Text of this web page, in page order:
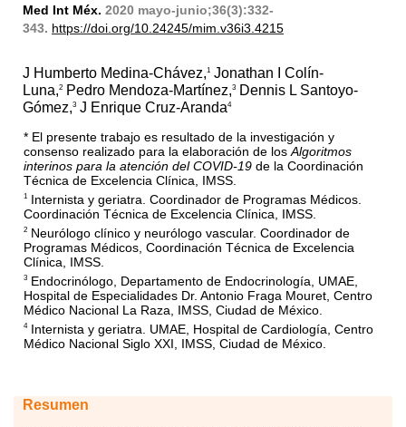
Med Int Méx. 2020 mayo-junio;36(3):332-
343. https://doi.org/10.24245/mim.v36i3.4215
J Humberto Medina-Chávez,1 Jonathan I Colín-
Luna,2 Pedro Mendoza-Martínez,3
Dennis L Santoyo-
Gómez,3 J Enrique Cruz-Aranda4
* El presente trabajo es resultado de la investigación y
consenso realizado para la elaboración de los Algoritmos
interinos para la atención del COVID-19 de la Coordinación
Técnica de Excelencia Clínica, IMSS.
1 Internista y geriatra. Coordinador de Programas Médicos.
Coordinación Técnica de Excelencia Clínica, IMSS.
2 Neurólogo clínico y neurólogo vascular. Coordinador de
Programas Médicos, Coordinación Técnica de Excelencia
Clínica, IMSS.
3 Endocrinólogo, Departamento de Endocrinología, UMAE,
Hospital de Especialidades Dr. Antonio Fraga Mouret, Centro
Médico Nacional La Raza, IMSS, Ciudad de México.
4Internista y geriatra. UMAE, Hospital de Cardiología, Centro
Médico Nacional Siglo XXI, IMSS, Ciudad de México.
Resumen